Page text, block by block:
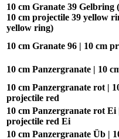
10 cm Granate 39 Gelbring
10 cm projectile 39 yellow
yellow ring)
10 cm Granate 96 | 10 cm
10 cm Panzergranate | 10
10 cm Panzergranate rot |
projectile red
10 cm Panzergranate rot Ei
projectile red Ei
10 cm Panzergranate Üb |